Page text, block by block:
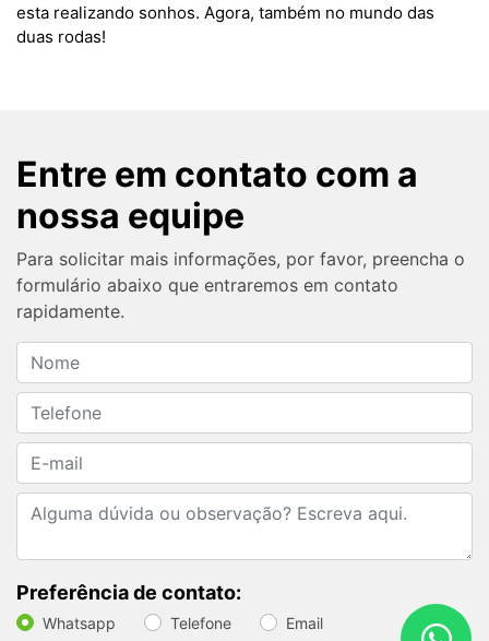
esta realizando sonhos. Agora, também no mundo das
duas rodas!
Entre em contato com a
nossa equipe
Para solicitar mais informações, por favor, preencha o
formulário abaixo que entraremos em contato
rapidamente.
Preferência de contato:
Whatsapp Telefone Email